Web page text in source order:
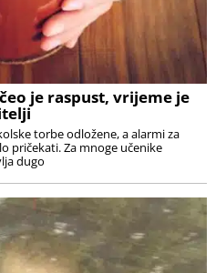
je raspust, vrijeme je
torbe odložene, a alarmi za
pričekati. Za mnoge učenike
dugo